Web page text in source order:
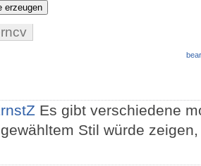
erzeugen
Es gibt verschiedene
Stil würde